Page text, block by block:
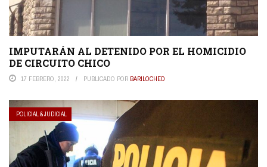
IMPUTARÁN AL DETENIDO POR EL HOMICIDIO
DE CIRCUITO CHICO
17 FEBRERO, 2022 PUBLICADO POR BARILOCHED
POLICIAL & JUDICIAL